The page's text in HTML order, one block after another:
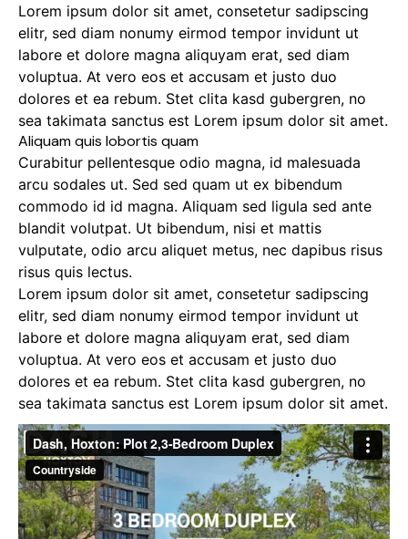
Lorem ipsum dolor sit amet, consetetur sadipscing
elitr, sed diam nonumy eirmod tempor invidunt ut
labore et dolore magna aliquyam erat, sed diam
voluptua. At vero eos et accusam et justo duo
dolores et ea rebum. Stet clita kasd gubergren, no
sea takimata sanctus est Lorem ipsum dolor sit amet.
Aliquam quis lobortis quam
Curabitur pellentesque odio magna, id malesuada
arcu sodales ut. Sed sed quam ut ex bibendum
commodo id id magna. Aliquam sed ligula sed ante
blandit volutpat. Ut bibendum, nisi et mattis
vulputate, odio arcu aliquet metus, nec dapibus risus
risus quis lectus.
Lorem ipsum dolor sit amet, consetetur sadipscing
elitr, sed diam nonumy eirmod tempor invidunt ut
labore et dolore magna aliquyam erat, sed diam
voluptua. At vero eos et accusam et justo duo
dolores et ea rebum. Stet clita kasd gubergren, no
sea takimata sanctus est Lorem ipsum dolor sit amet.